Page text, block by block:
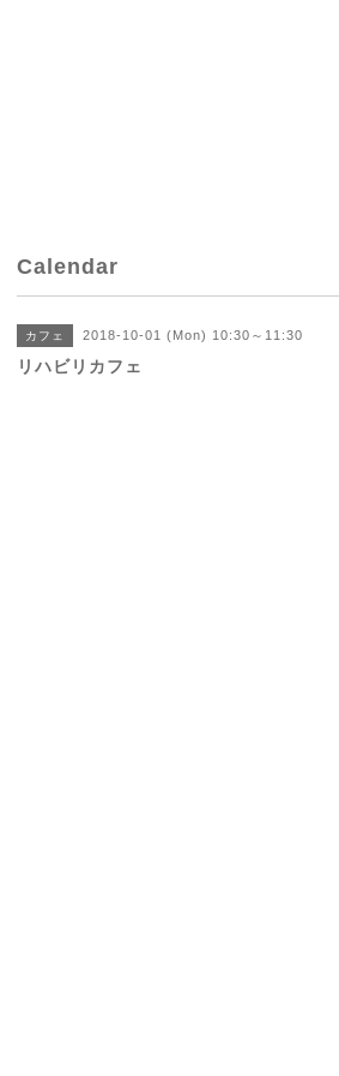
Calendar
カフェ 2018-10-01 (Mon) 10:30～11:30
リハビリカフェ